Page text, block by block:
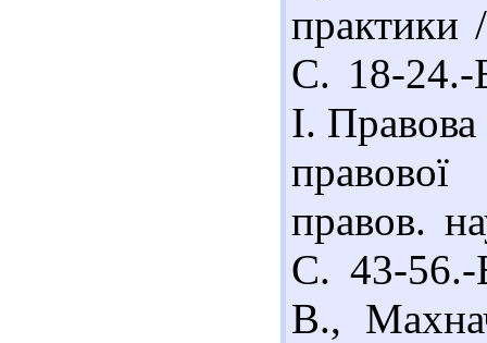
С. 18-24.-
І. Правова
правов.
С. 43-56.-
В.,